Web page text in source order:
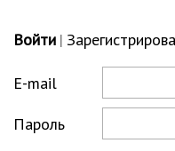
Войти |
E-mail
Пароль